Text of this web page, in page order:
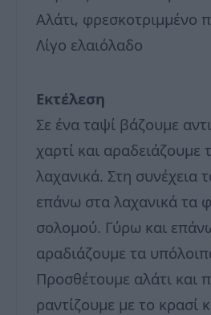
Αλάτι, φρεσκοτριμμένο
Λίγο ελαιόλαδο
Εκτέλεση
Σε ένα ταψί βάζουμε
χαρτί και αραδειάζουμε
λαχανικά. Στη συνέχεια
επάνω στα λαχανικά τα
σολομού. Γύρω και
αραδιάζουμε τα
Προσθέτουμε αλάτι και
ραντίζουμε με το κρασί